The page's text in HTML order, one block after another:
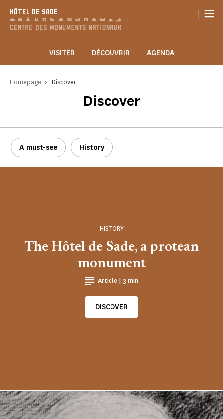
HÔTEL DE SADE |
VISITER DÉCOUVRIR AGENDA
Homepage Discover
Discover
A must-see History
The Hôtel de Sade, a protean
monument
HISTORY
Article | 3 min
DISCOVER